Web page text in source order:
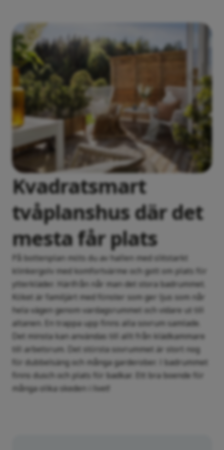
Kvadratsmart
tvåplanshus där det
mesta får plats
På bottenplan möts du av hallen med slitstarkt
klinkergolv med komfortvärme och gott om plats för
ytterkläder. Härifrån når man det stora badrummet.
Köket är familjärt med fönster som ger ljus som når
hela vägen genom vardagsrummet och vidare ut till
altanen. En trappa upp finns alla sovrum samlade.
Det minsta kan användas till allt från klädkammare
till arbetsrum. Det största sovrummet är stort nog
för dubbelsäng och många garderober. I badrummet
finns dusch och plats för badkar. Ett bra boende för
många olika skeden i livet!